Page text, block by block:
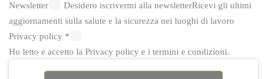
Newsletter
Desidero iscrivermi alla newsletterRicevi gli ultimi
aggiornamenti sulla salute e la sicurezza nei luoghi di lavoro
Privacy policy *
Ho letto e accetto la Privacy policy e i termini e condizioni.